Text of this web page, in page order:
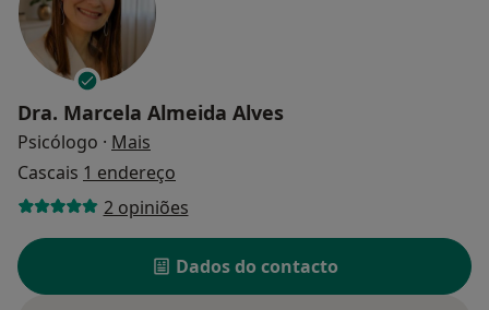
Dra. Marcela Almeida Alves
Psicólogo · Mais
Cascais 1 endereço
2 opiniões
Dados do contacto